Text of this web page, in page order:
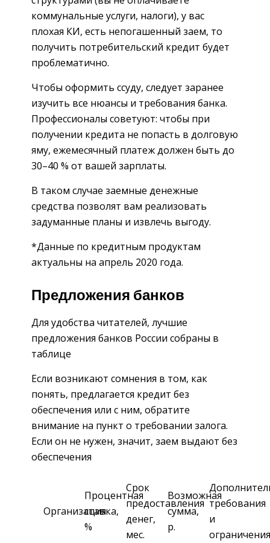
коммунальные услуги, налоги), у вас
плохая КИ, есть непогашенный заем, то
получить потребительский кредит будет
проблематично.
Чтобы оформить ссуду, следует заранее
изучить все нюансы и требования банка.
Профессионалы советуют: чтобы при
получении кредита не попасть в долговую
яму, ежемесячный платеж должен быть до
30–40 % от вашей зарплаты.
В таком случае заемные денежные
средства позволят вам реализовать
задуманные планы и извлечь выгоду.
*Данные по кредитным продуктам
актуальны на апрель 2020 года.
Предложения банков
Для удобства читателей, лучшие
предложения банков России собраны в
таблице
Если возникают сомнения в том, как
понять, предлагается кредит без
обеспечения или с ним, обратите
внимание на пункт о требовании залога.
Если он не нужен, значит, заем выдают без
обеспечения
Организация
Процентная
ставка,
%
Срок
предоставления
денег,
мес.
Возможная
сумма,
р.
требования
и
ограничения